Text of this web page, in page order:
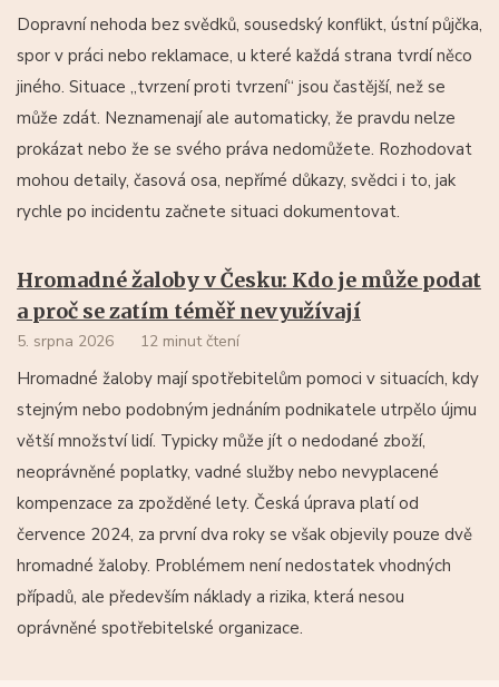
Dopravní nehoda bez svědků, sousedský konflikt, ústní půjčka,
spor v práci nebo reklamace, u které každá strana tvrdí něco
jiného. Situace „tvrzení proti tvrzení“ jsou častější, než se
může zdát. Neznamenají ale automaticky, že pravdu nelze
prokázat nebo že se svého práva nedomůžete. Rozhodovat
mohou detaily, časová osa, nepřímé důkazy, svědci i to, jak
rychle po incidentu začnete situaci dokumentovat.
Hromadné žaloby v Česku: Kdo je může podat
a proč se zatím téměř nevyužívají
5. srpna 2026 12 minut čtení
Hromadné žaloby mají spotřebitelům pomoci v situacích, kdy
stejným nebo podobným jednáním podnikatele utrpělo újmu
větší množství lidí. Typicky může jít o nedodané zboží,
neoprávněné poplatky, vadné služby nebo nevyplacené
kompenzace za zpožděné lety. Česká úprava platí od
července 2024, za první dva roky se však objevily pouze dvě
hromadné žaloby. Problémem není nedostatek vhodných
případů, ale především náklady a rizika, která nesou
oprávněné spotřebitelské organizace.